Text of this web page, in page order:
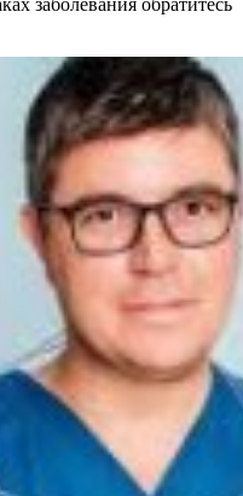
заболевания обратитесь